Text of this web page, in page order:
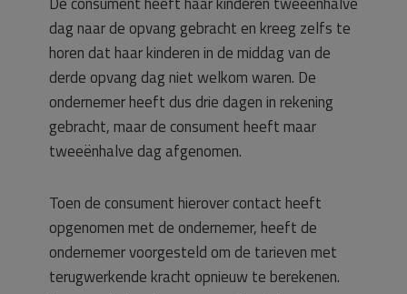
dag naar de opvang gebracht en kreeg zelfs te
horen dat haar kinderen in de middag van de
derde opvang dag niet welkom waren. De
ondernemer heeft dus drie dagen in rekening
gebracht, maar de consument heeft maar
tweeënhalve dag afgenomen.
Toen de consument hierover contact heeft
opgenomen met de ondernemer, heeft de
ondernemer voorgesteld om de tarieven met
terugwerkende kracht opnieuw te berekenen.